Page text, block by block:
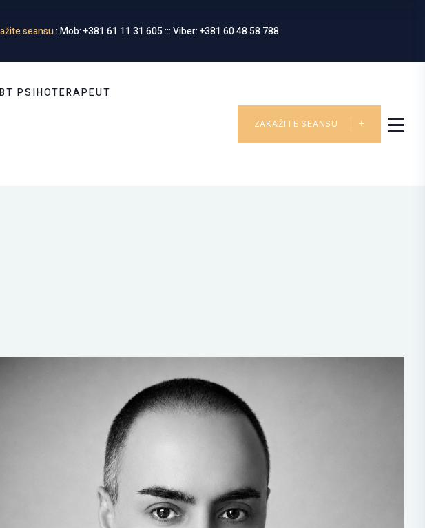
seansu: Mob: +381 61 11 31 605 ::: Viber: +381 60 48 58 788
PSIHOTERAPEUT
ZAKAŽITE SEANSU